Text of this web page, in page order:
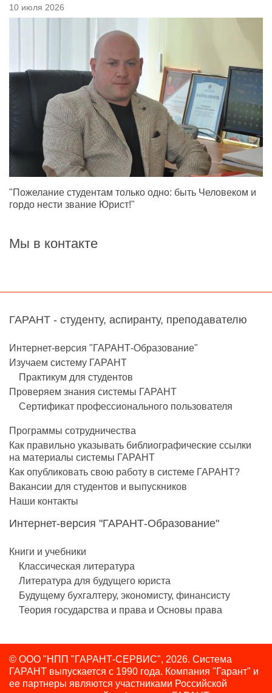
10 июля 2026
"Пожелание студентам только одно: быть Человеком и
гордо нести звание Юрист!"
Мы в контакте
ГАРАНТ - студенту, аспиранту, преподавателю
Интернет-версия "ГАРАНТ-Образование"
Изучаем систему ГАРАНТ
Практикум для студентов
Проверяем знания системы ГАРАНТ
Сертификат профессионального пользователя
Программы сотрудничества
Как правильно указывать библиографические ссылки
на материалы системы ГАРАНТ
Как опубликовать свою работу в системе ГАРАНТ?
Вакансии для студентов и выпускников
Наши контакты
Интернет-версия "ГАРАНТ-Образование"
Книги и учебники
Классическая литература
Литература для будущего юриста
Будущему бухгалтеру, экономисту, финансисту
Теория государства и права и Основы права
© ООО "НПП "ГАРАНТ-СЕРВИС", 2026. Система
ГАРАНТ выпускается с 1990 года. Компания "Гарант" и
ее партнеры являются участниками Российской